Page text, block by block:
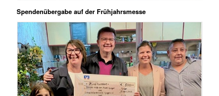
Spendenübergabe auf der Frühjahrsmesse